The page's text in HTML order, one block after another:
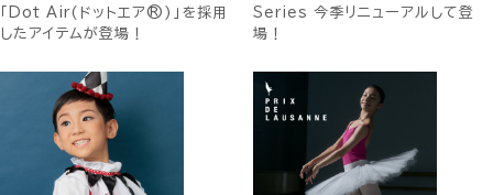
「Dot Air(ドットエア®)」を採用
したアイテムが登場！
Series 今季リニューアルして登
場！